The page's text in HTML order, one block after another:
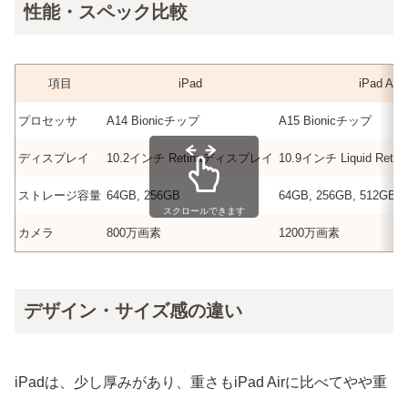
性能・スペック比較
項目 iPad iPad Air
プロセッサ A14 Bionicチップ A15 Bionicチップ
ディスプレイ 10.2インチ Retinaディスプレイ 10.9インチ Liquid
ストレージ容量 64GB, 256GB 64GB, 256GB, 512GB
カメラ 800万画素 1200万画素
スクロールできます
デザイン・サイズ感の違い
iPadは、少し厚みがあり、重さもiPad Airに比べてやや重